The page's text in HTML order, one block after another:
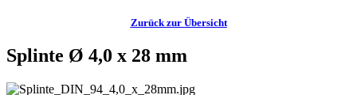
Zurück zur Übersicht
Splinte Ø 4,0 x 28 mm